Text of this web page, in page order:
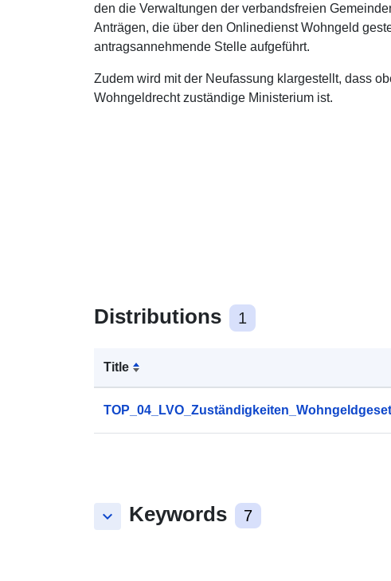
den die Verwaltungen der verbandsfreien
Anträgen, die über den Onlinedienst Wohngeld
antragsannehmende Stelle aufgeführt.
Zudem wird mit der Neufassung klargestellt, dass
Wohngeldrecht zuständige Ministerium ist.
Distributions 1
Title
keyboard_arrow_down Keywords 7